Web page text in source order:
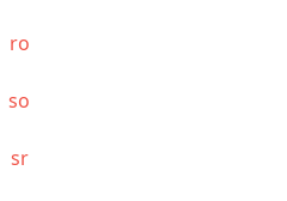
ro
so
sr